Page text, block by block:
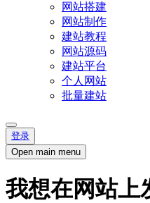
网站搭建
网站制作
建站教程
网站源码
建站平台
个人网站
批量建站
登录
Open main menu
我想在网站上